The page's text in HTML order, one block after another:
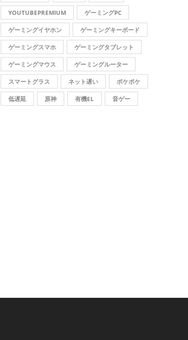
YOUTUBEPREMIUM ゲーミングPC
ゲーミングイヤホン ゲーミングキーボード
ゲーミングスマホ ゲーミングタブレット
ゲーミングマウス ゲーミングルーター
スマートグラス ネット遅い ポケポケ
低遅延 原神 有機EL 音ゲー